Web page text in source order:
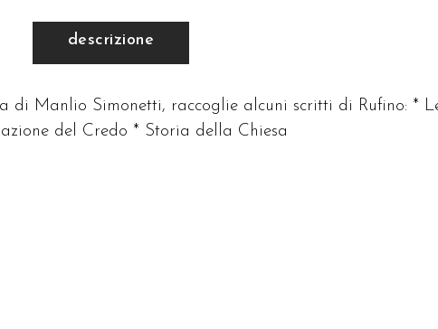
descrizione
di Manlio Simonetti, raccoglie alcuni scritti di Rufino: *
del Credo * Storia della Chiesa